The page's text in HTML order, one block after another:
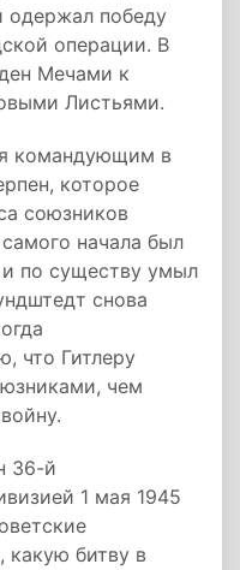
одержал победу
операции. В
Мечами к
Листьями.
командующим в
которое
союзников
начала был
и по существу умыл
снова
что Гитлеру
чем
36-й
1 мая 1945
какую битву в